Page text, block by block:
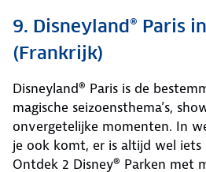
9. Disneyland® Paris
(Frankrijk)
Disneyland® Paris is de
magische seizoensthema’s,
onvergetelijke momenten. In
je ook komt, er is altijd wel iets
Ontdek 2 Disney® Parken met